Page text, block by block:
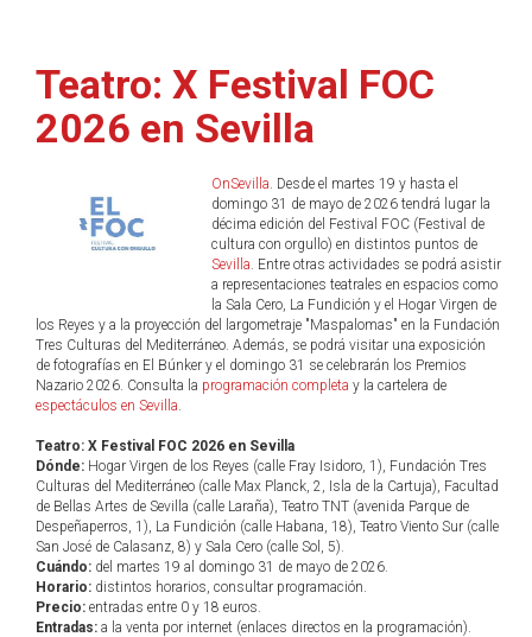
Teatro: X Festival FOC
2026 en Sevilla
OnSevilla. Desde el martes 19 y hasta el
domingo 31 de mayo de 2026 tendrá lugar la
décima edición del Festival FOC (Festival de
cultura con orgullo) en distintos puntos de
Sevilla. Entre otras actividades se podrá asistir
a representaciones teatrales en espacios como
la Sala Cero, La Fundición y el Hogar Virgen de
los Reyes y a la proyección del largometraje "Maspalomas" en la Fundación
Tres Culturas del Mediterráneo. Además, se podrá visitar una exposición
de fotografías en El Búnker y el domingo 31 se celebrarán los Premios
Nazario 2026. Consulta la programación completa y la cartelera de
espectáculos en Sevilla.
Teatro: X Festival FOC 2026 en Sevilla
Dónde: Hogar Virgen de los Reyes (calle Fray Isidoro, 1), Fundación Tres
Culturas del Mediterráneo (calle Max Planck, 2, Isla de la Cartuja), Facultad
de Bellas Artes de Sevilla (calle Laraña), Teatro TNT (avenida Parque de
Despeñaperros, 1), La Fundición (calle Habana, 18), Teatro Viento Sur (calle
San José de Calasanz, 8) y Sala Cero (calle Sol, 5).
Cuándo: del martes 19 al domingo 31 de mayo de 2026.
Horario: distintos horarios, consultar programación.
Precio: entradas entre 0 y 18 euros.
Entradas: a la venta por internet (enlaces directos en la programación).